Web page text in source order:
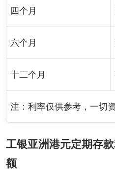
四个月
六个月
十二个月
注：利率仅供参考，一切
工银亚洲港元定期存
额